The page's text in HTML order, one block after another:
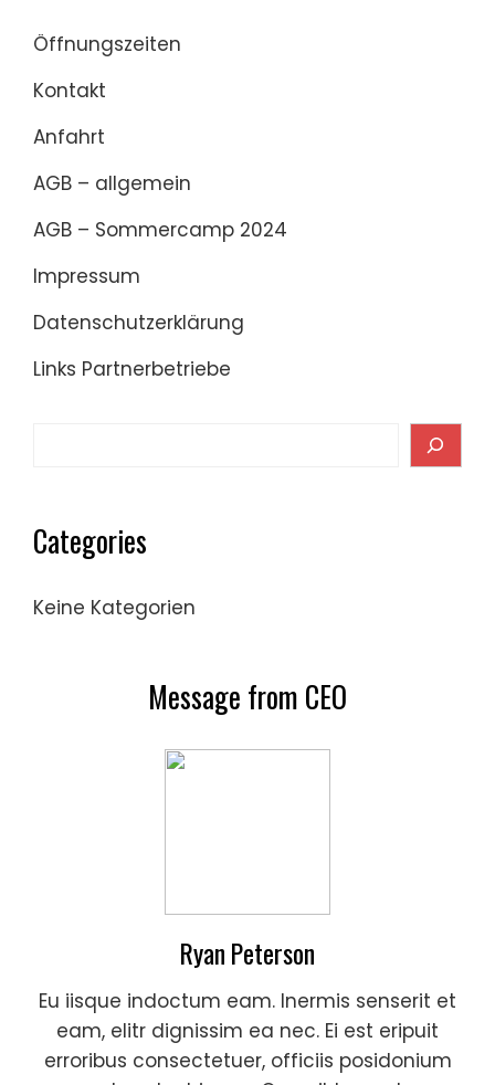
Öffnungszeiten
Kontakt
Anfahrt
AGB – allgemein
AGB – Sommercamp 2024
Impressum
Datenschutzerklärung
Links Partnerbetriebe
Categories
Keine Kategorien
Message from CEO
Ryan Peterson
Eu iisque indoctum eam. Inermis senserit et
eam, elitr dignissim ea nec. Ei est eripuit
erroribus consectetuer, officiis posidonium